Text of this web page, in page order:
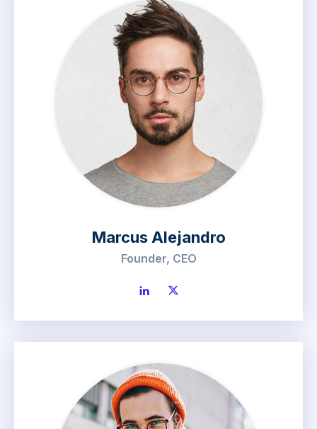
Marcus Alejandro
Founder, CEO